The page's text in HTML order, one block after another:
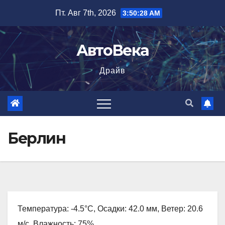
содержимому
Пт. Авг 7th, 2026 3:50:30 AM
АвтоВека
Драйв
Берлин
Температура: -4.5°C, Осадки: 42.0 мм, Ветер: 20.6